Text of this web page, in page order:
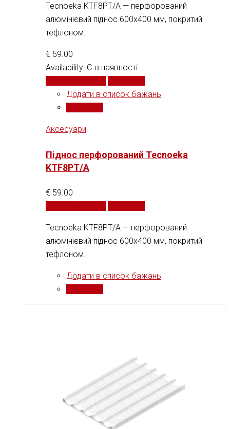
Tecnoeka KTF8PT/A — перфорований
алюмінієвий піднос 600x400 мм, покритий
тефлоном.
€ 59.00
Availability: Є в наявності
Додати в список бажань
Аксесуари
Піднос перфорований Tecnoeka
KTF8PT/A
€ 59.00
Tecnoeka KTF8PT/A — перфорований
алюмінієвий піднос 600x400 мм, покритий
тефлоном.
Додати в список бажань